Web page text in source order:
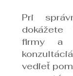
Pri
firmy a
vedieť